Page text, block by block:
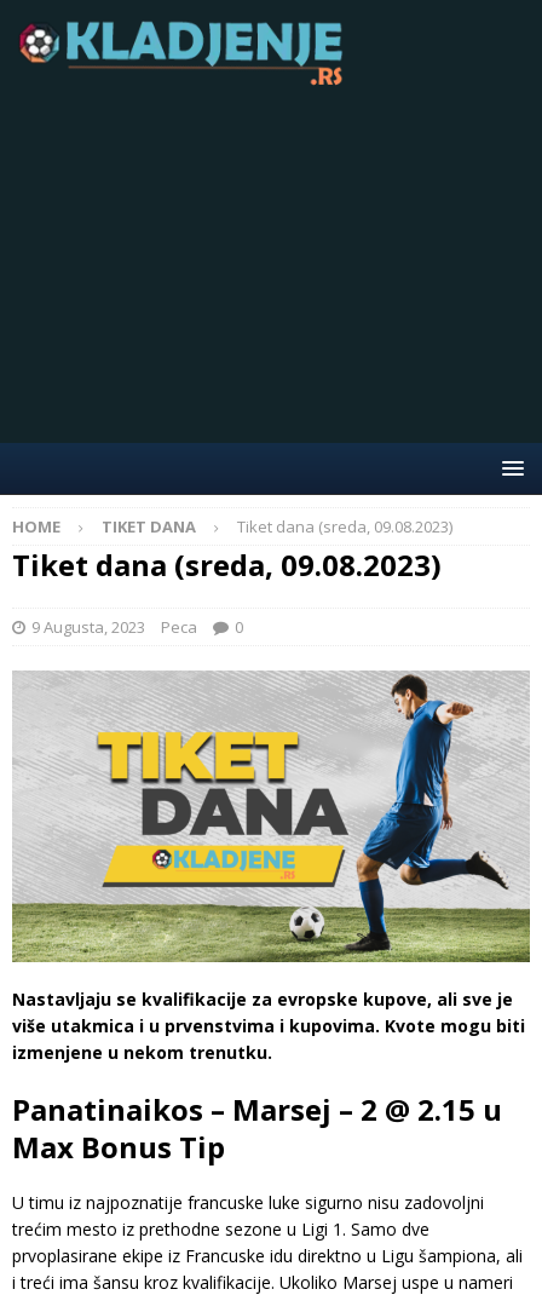
HOME TIKET DANA Tiket dana (sreda, 09.08.2023)
Tiket dana (sreda, 09.08.2023)
9 Augusta, 2023 Peca 0
Nastavljaju se kvalifikacije za evropske kupove, ali sve je
više utakmica i u prvenstvima i kupovima. Kvote mogu biti
izmenjene u nekom trenutku.
Panatinaikos – Marsej – 2 @ 2.15 u
Max Bonus Tip
U timu iz najpoznatije francuske luke sigurno nisu zadovoljni
trećim mesto iz prethodne sezone u Ligi 1. Samo dve
prvoplasirane ekipe iz Francuske idu direktno u Ligu šampiona, ali
i treći ima šansu kroz kvalifikacije. Ukoliko Marsej uspe u nameri